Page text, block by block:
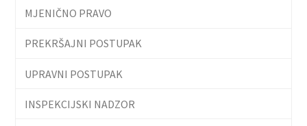
MJENIČNO PRAVO
PREKRŠAJNI POSTUPAK
UPRAVNI POSTUPAK
INSPEKCIJSKI NADZOR